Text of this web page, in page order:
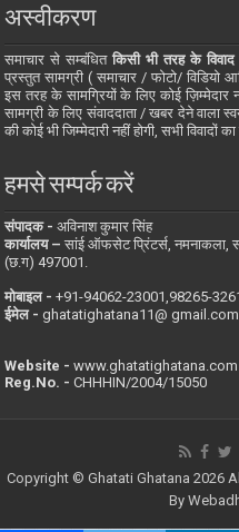
अस्वीकरण
समाचार से सम्बंधितकिसी भी तरह के विवाद
प्रस्तुत सामग्री ( समाचार / फोटो/ विडियो
इस तरह के सामग्रियों के लिए कोई ज़िम्मेदार
सामग्री के लिए संवाददाता / खबर देने वाला
की कोई भी जिम्मेदारी नहीं होगी, सभी विवादों
हमसे सम्पर्क करें
संपादक -अविनाश कुमार सिंह
कार्यालय –सांई ऑफसेट प्रिंटर्स, नमनाकला,
(छ.ग) 497001.
मोबाइल - ‪+91-94062-23001‬,98265-
ईमेल -ghatatighatana11@ gmail.com
Website -www.ghatatighatana.com
Reg.No. -CHHHIN/2004/15050
Copyright © Ghatati Ghatana 2026
By